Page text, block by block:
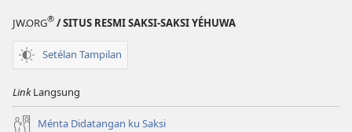
JW.ORG® / SITUS RESMI SAKSI-SAKSI YÉHUWA
Setélan Tampilan
LinkLangsung
Ménta Didatangan ku Saksi